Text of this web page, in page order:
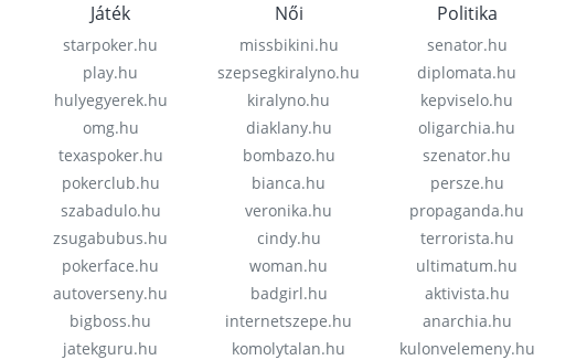
Játék
starpoker.hu
play.hu
hulyegyerek.hu
omg.hu
texaspoker.hu
pokerclub.hu
szabadulo.hu
zsugabubus.hu
pokerface.hu
autoverseny.hu
bigboss.hu
jatekguru.hu
Női
missbikini.hu
szepsegkiralyno.hu
kiralyno.hu
diaklany.hu
bombazo.hu
bianca.hu
veronika.hu
cindy.hu
woman.hu
badgirl.hu
internetszepe.hu
komolytalan.hu
Politika
senator.hu
diplomata.hu
kepviselo.hu
oligarchia.hu
szenator.hu
persze.hu
propaganda.hu
terrorista.hu
ultimatum.hu
aktivista.hu
anarchia.hu
kulonvelemeny.hu